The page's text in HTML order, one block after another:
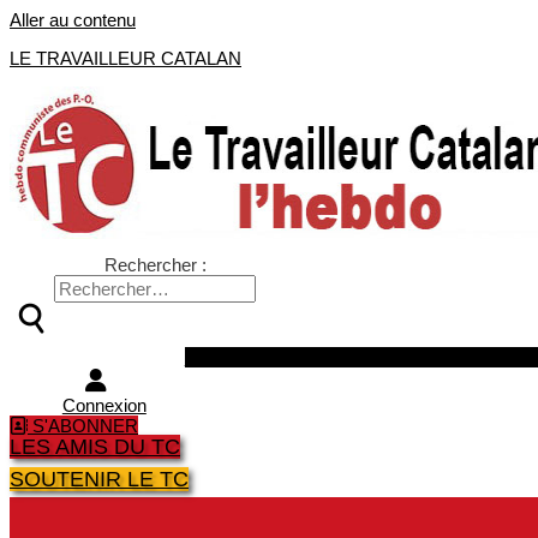
Aller au contenu
LE TRAVAILLEUR CATALAN
Rechercher :
Connexion
S'ABONNER
LES AMIS DU TC
SOUTENIR LE TC